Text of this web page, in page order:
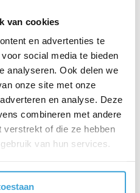
van cookies
en advertenties te
social media te bieden
analyseren. Ook delen we
onze site met onze
en analyse. Deze
combineren met andere
verstrekt of die ze hebben
van hun services.
taskforce@octant.nl